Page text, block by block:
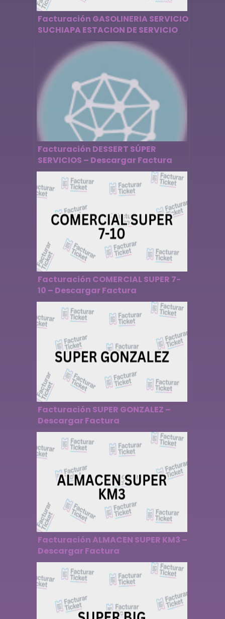
Facturación GASOLINERIA SERVICIO
SUCHIAPA ESTACION DE SERVICIO
ES3489 – Descargar Factura
Facturación DESSERT SÚPER
SERVICIOS – Descargar Factura
Facturación COMERCIAL SUPER 7-
10 – Descargar Factura
Facturación SUPER GONZALEZ –
Descargar Factura
Facturación ALMACEN SUPER KM3 –
Descargar Factura